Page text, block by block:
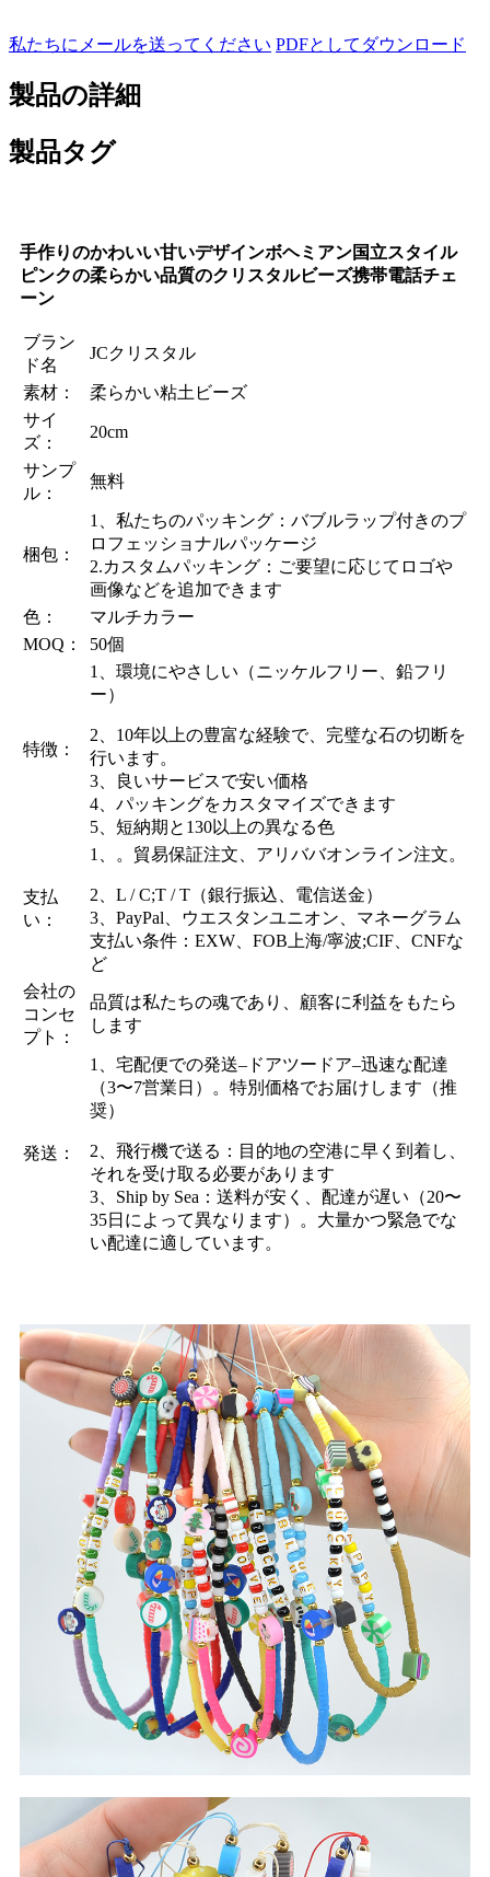
私たちにメールを送ってください PDFとしてダウンロード
製品の詳細
製品タグ
手作りのかわいい甘いデザインボヘミアン国立スタイル
ピンクの柔らかい品質のクリスタルビーズ携帯電話チェ
ーン
ブラン
ド名
JCクリスタル
素材：
柔らかい粘土ビーズ
サイ
ズ：
20cm
サンプ
ル：
無料
梱包：
1、私たちのパッキング：バブルラップ付きのプ
ロフェッショナルパッケージ
2.カスタムパッキング：ご要望に応じてロゴや
画像などを追加できます
色：
マルチカラー
MOQ：
50個
特徴：
1、環境にやさしい（ニッケルフリー、鉛フリ
ー）
2、10年以上の豊富な経験で、完璧な石の切断を
行います。
3、良いサービスで安い価格
4、パッキングをカスタマイズできます
5、短納期と130以上の異なる色
支払
い：
1、。貿易保証注文、アリババオンライン注文。
2、L / C;T / T（銀行振込、電信送金）
3、PayPal、ウエスタンユニオン、マネーグラム
支払い条件：EXW、FOB上海/寧波;CIF、CNFな
ど
会社の
コンセ
プト：
品質は私たちの魂であり、顧客に利益をもたら
します
発送：
1、宅配便での発送–ドアツードア–迅速な配達
（3〜7営業日）。特別価格でお届けします（推
奨）
2、飛行機で送る：目的地の空港に早く到着し、
それを受け取る必要があります
3、Ship by Sea：送料が安く、配達が遅い（20〜
35日によって異なります）。大量かつ緊急でな
い配達に適しています。